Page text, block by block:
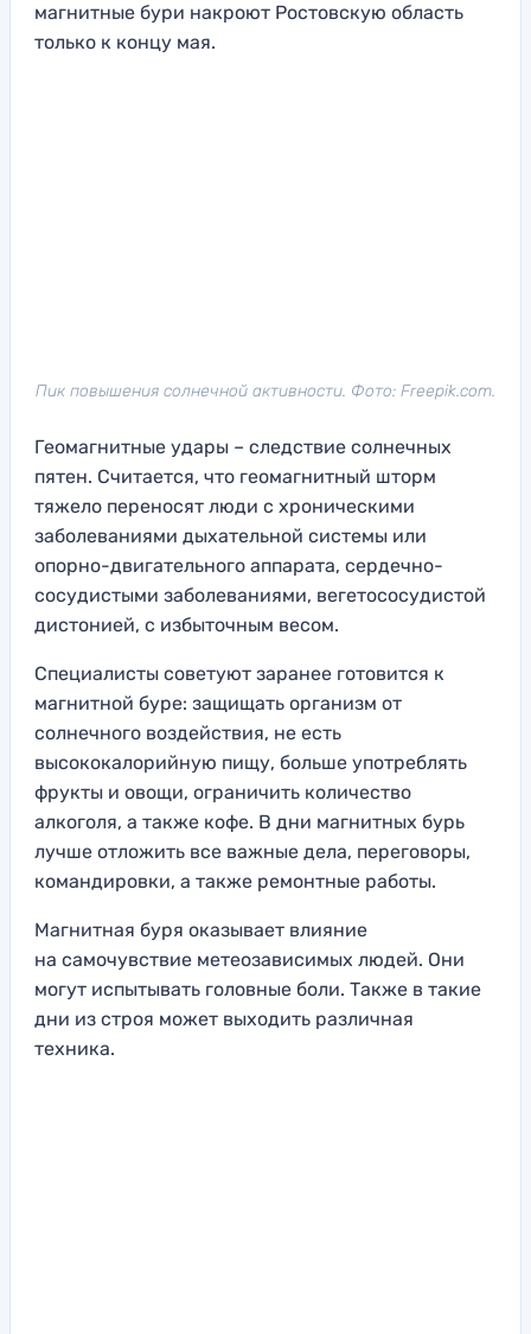
магнитные бури накроют Ростовскую область
только к концу мая.
Пик повышения солнечной активности. Фото: Freepik.com.
Геомагнитные удары – следствие солнечных
пятен. Считается, что геомагнитный шторм
тяжело переносят люди с хроническими
заболеваниями дыхательной системы или
опорно-двигательного аппарата, сердечно-
сосудистыми заболеваниями, вегетососудистой
дистонией, с избыточным весом.
Специалисты советуют заранее готовится к
магнитной буре: защищать организм от
солнечного воздействия, не есть
высококалорийную пищу, больше употреблять
фрукты и овощи, ограничить количество
алкоголя, а также кофе. В дни магнитных бурь
лучше отложить все важные дела, переговоры,
командировки, а также ремонтные работы.
Магнитная буря оказывает влияние
на самочувствие метеозависимых людей. Они
могут испытывать головные боли. Также в такие
дни из строя может выходить различная
техника.